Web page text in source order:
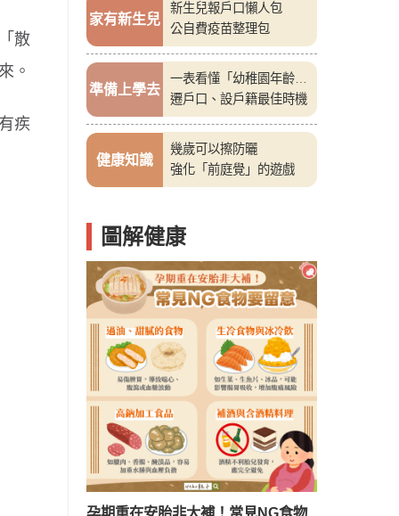
散
。
疾
家有新生兒
新生兒報戶口懶人包
公自費疫苗整理包
準備上學去
一表看懂「幼稚園年齡
表」
遷戶口、設戶籍最佳時機
健康知識
幾歲可以擦防曬
強化「前庭覺」的遊戲
圖解健康